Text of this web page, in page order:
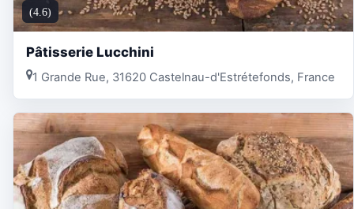
(4.6)
Pâtisserie Lucchini
1 Grande Rue, 31620 Castelnau-d'Estrétefonds, France